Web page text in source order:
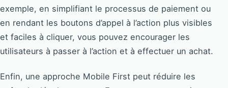
exemple, en simplifiant le processus de paiement ou
en rendant les boutons d’appel à l’action plus visibles
et faciles à cliquer, vous pouvez encourager les
utilisateurs à passer à l’action et à effectuer un achat.
Enfin, une approche Mobile First peut réduire les